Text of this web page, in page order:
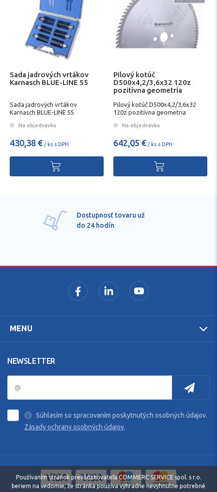
Sada jadrových vrtákov
Karnasch BLUE-LINE 55
Sada jadrových vrtákov
Karnasch BLUE-LINE 55
Na objednávku
430,38 € / ks s DPH
Pilový kotúč
D500x4,2/3,6x32 120z
pozitívna geometria
Pilový kotúč D500x4,2/3,6x32
120z pozitívna geometria
Na objednávku
642,05 € / ks s DPH
Pre každú položku
technické kvalifikované
MENU
NEWSLETTER
Súhlasím so spracovaním poskytnutých osobných údajov.
Zásady ochrany osobných údajov.
Používaním stránok prevádzkovateľa COMMERC SERVICE spol. s r.o.
beriem na vedomie, že stránka používa výhradne nevyhnutne potrebné